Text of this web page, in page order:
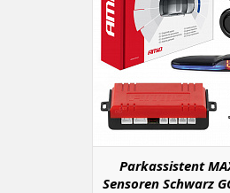
Parkassistent
Sensoren Schwarz